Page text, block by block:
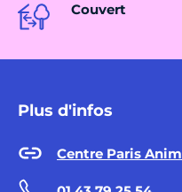
Couvert
Plus d'infos
Centre Paris